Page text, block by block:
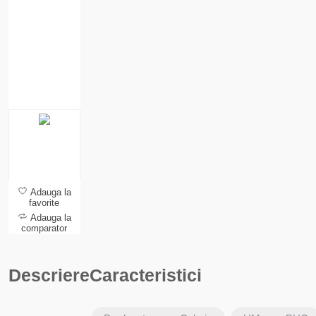
Adauga la
favorite
Adauga la
comparator
DescriereCaracteristici